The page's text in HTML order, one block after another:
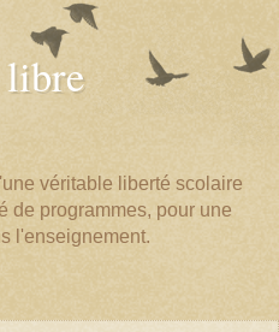
libre
véritable liberté scolaire
de programmes, pour une
l'enseignement.